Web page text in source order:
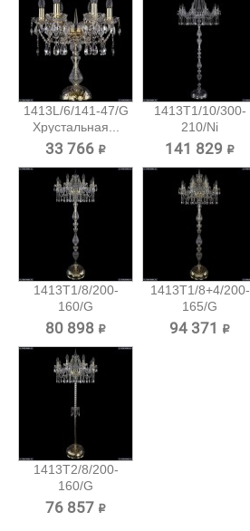
1413L/6/141-47/G
Хрустальная...
33 766 ₽
1413T1/10/300-
210/Ni
Хрустальный...
141 829 ₽
1413T1/8/200-
160/G
Хрустальный
80 898 ₽
1413T1/8+4/200-
165/G
Хрустальный...
94 371 ₽
1413T2/8/200-
160/G
Хрустальный
76 857 ₽